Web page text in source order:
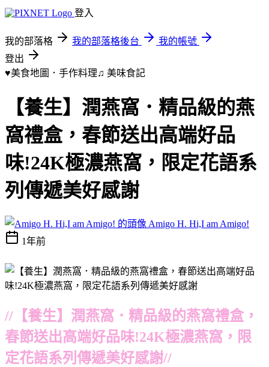
登入
我的部落格 我的部落格後台
我的帳號
登出
♥美食地圖．手作料理♫ 美味食記
【養生】潤燕窩．精品級的燕
窩禮盒，春節送出高端好品
味!24K極濃燕窩，限定花語系
列傳遞美好感謝
Amigo H. Hi,I am Amigo!
1年前
//【養生】潤燕窩．精品級的燕窩禮盒，
春節送出高端好品味!24K極濃燕窩，限
定花語系列傳遞美好感謝//